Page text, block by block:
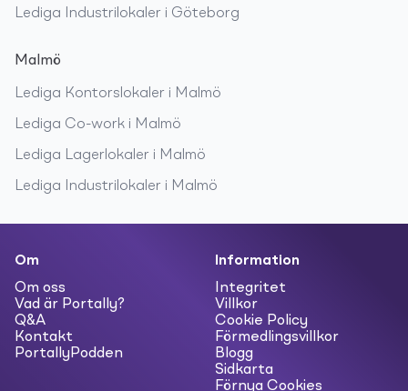
Lediga Industrilokaler i Göteborg
Malmö
Lediga Kontorslokaler i Malmö
Lediga Co-work i Malmö
Lediga Lagerlokaler i Malmö
Lediga Industrilokaler i Malmö
Om
Om oss
Vad är Portally?
Q&A
Kontakt
PortallyPodden
Information
Integritet
Villkor
Cookie Policy
Förmedlingsvillkor
Blogg
Sidkarta
Förnya Cookies